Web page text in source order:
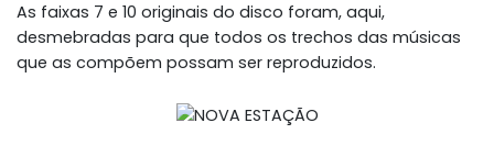
As faixas 7 e 10 originais do disco foram, aqui,
desmebradas para que todos os trechos das músicas
que as compõem possam ser reproduzidos.